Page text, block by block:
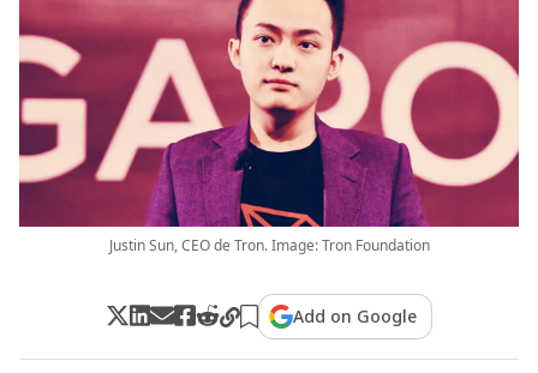
Justin Sun, CEO de Tron. Image: Tron Foundation
Add on Google